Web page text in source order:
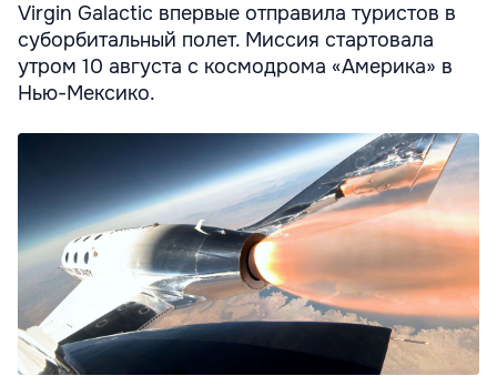
Virgin Galactic впервые отправила туристов в
суборбитальный полет. Миссия стартовала
утром 10 августа с космодрома «Америка» в
Нью-Мексико.